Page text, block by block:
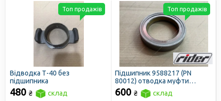
Відводка Т-40 без
підшипника
480 ₴ склад
Топ продажів
Підшипник 9588217 (PN
80012) отводка муфти
зчіплення Т-16, ДТ-75, Т-25,
Т-40 (вижимний) (RIDER)
600 ₴ склад
Топ продажів